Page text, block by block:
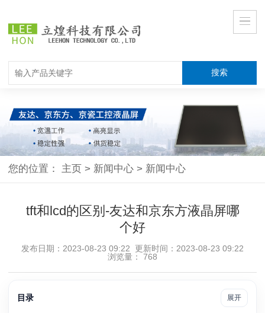
您的位置： 主页 > 新闻中心 > 新闻中心
tft和lcd的区别-友达和京东方液晶屏哪
个好
发布日期：2023-08-23 09:22 更新时间：2023-08-23 09:22
浏览量： 768
目录 展开